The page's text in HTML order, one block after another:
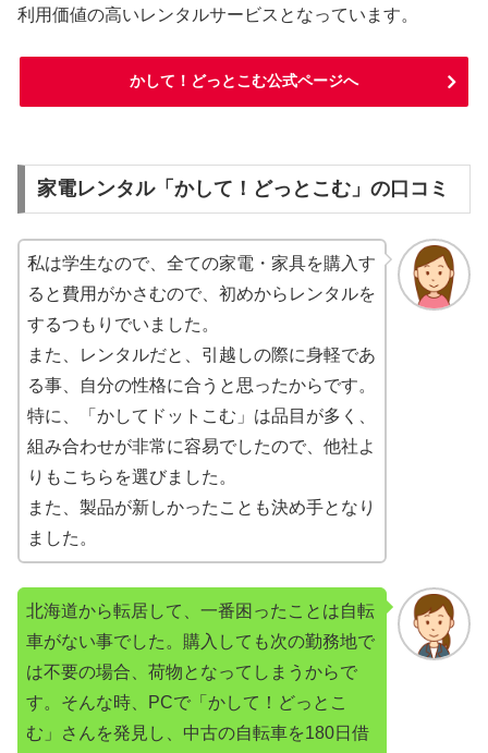
利用価値の高いレンタルサービスとなっています。
かして！どっとこむ公式ページへ
家電レンタル「かして！どっとこむ」の口コミ
私は学生なので、全ての家電・家具を購入す
ると費用がかさむので、初めからレンタルを
するつもりでいました。
また、レンタルだと、引越しの際に身軽であ
る事、自分の性格に合うと思ったからです。
特に、「かしてドットこむ」は品目が多く、
組み合わせが非常に容易でしたので、他社よ
りもこちらを選びました。
また、製品が新しかったことも決め手となり
ました。
北海道から転居して、一番困ったことは自転
車がない事でした。購入しても次の勤務地で
は不要の場合、荷物となってしまうからで
す。そんな時、PCで「かして！どっとこ
む」さんを発見し、中古の自転車を180日借